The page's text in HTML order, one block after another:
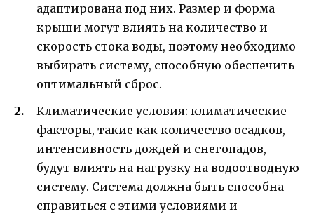
адаптирована под них. Размер и форма
крыши могут влиять на количество и
скорость стока воды, поэтому необходимо
выбирать систему, способную обеспечить
оптимальный сброс.
Климатические условия: климатические
факторы, такие как количество осадков,
интенсивность дождей и снегопадов,
будут влиять на нагрузку на водоотводную
систему. Система должна быть способна
справиться с этими условиями и